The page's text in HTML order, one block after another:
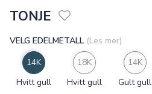
TONJE
VELG EDELMETALL (Les mer)
14K
Hvitt gull
18K
Hvitt gull
14K
Gult gull